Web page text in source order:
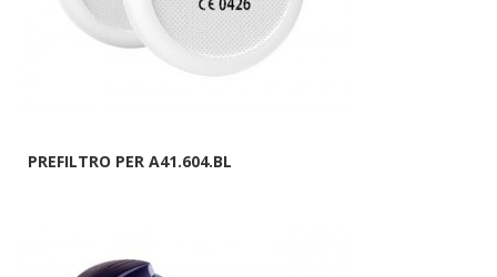
PREFILTRO PER A41.604.BL